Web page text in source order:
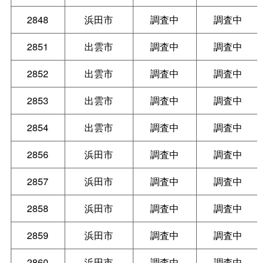
2848
浜田市 調査中
調査中
2851
出雲市 調査中
調査中
2852
出雲市 調査中
調査中
2853
出雲市 調査中
調査中
2854
出雲市 調査中
調査中
2856
浜田市 調査中
調査中
2857
浜田市 調査中
調査中
2858
浜田市 調査中
調査中
2859
浜田市 調査中
調査中